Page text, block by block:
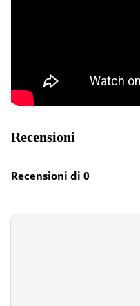
Recensioni
Recensioni di 0